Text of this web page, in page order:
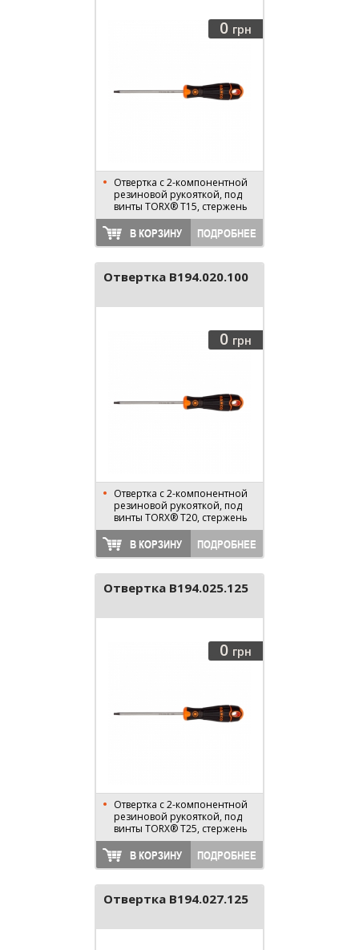
0 грн
Отвертка с 2-компонентной
резиновой рукояткой, под
винты TORX® T15, стержень
100 мм, длина 195 мм
В КОРЗИНУ ПОДРОБНЕЕ
Отвертка B194.020.100
0 грн
Отвертка с 2-компонентной
резиновой рукояткой, под
винты TORX® T20, стержень
100 мм, длина 195 мм
В КОРЗИНУ ПОДРОБНЕЕ
Отвертка B194.025.125
0 грн
Отвертка с 2-компонентной
резиновой рукояткой, под
винты TORX® T25, стержень
125 мм, длина 230 мм
В КОРЗИНУ ПОДРОБНЕЕ
Отвертка B194.027.125